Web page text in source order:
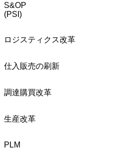
S&OP
(PSI)
ロジスティクス改革
仕入販売の刷新
調達購買改革
生産改革
PLM